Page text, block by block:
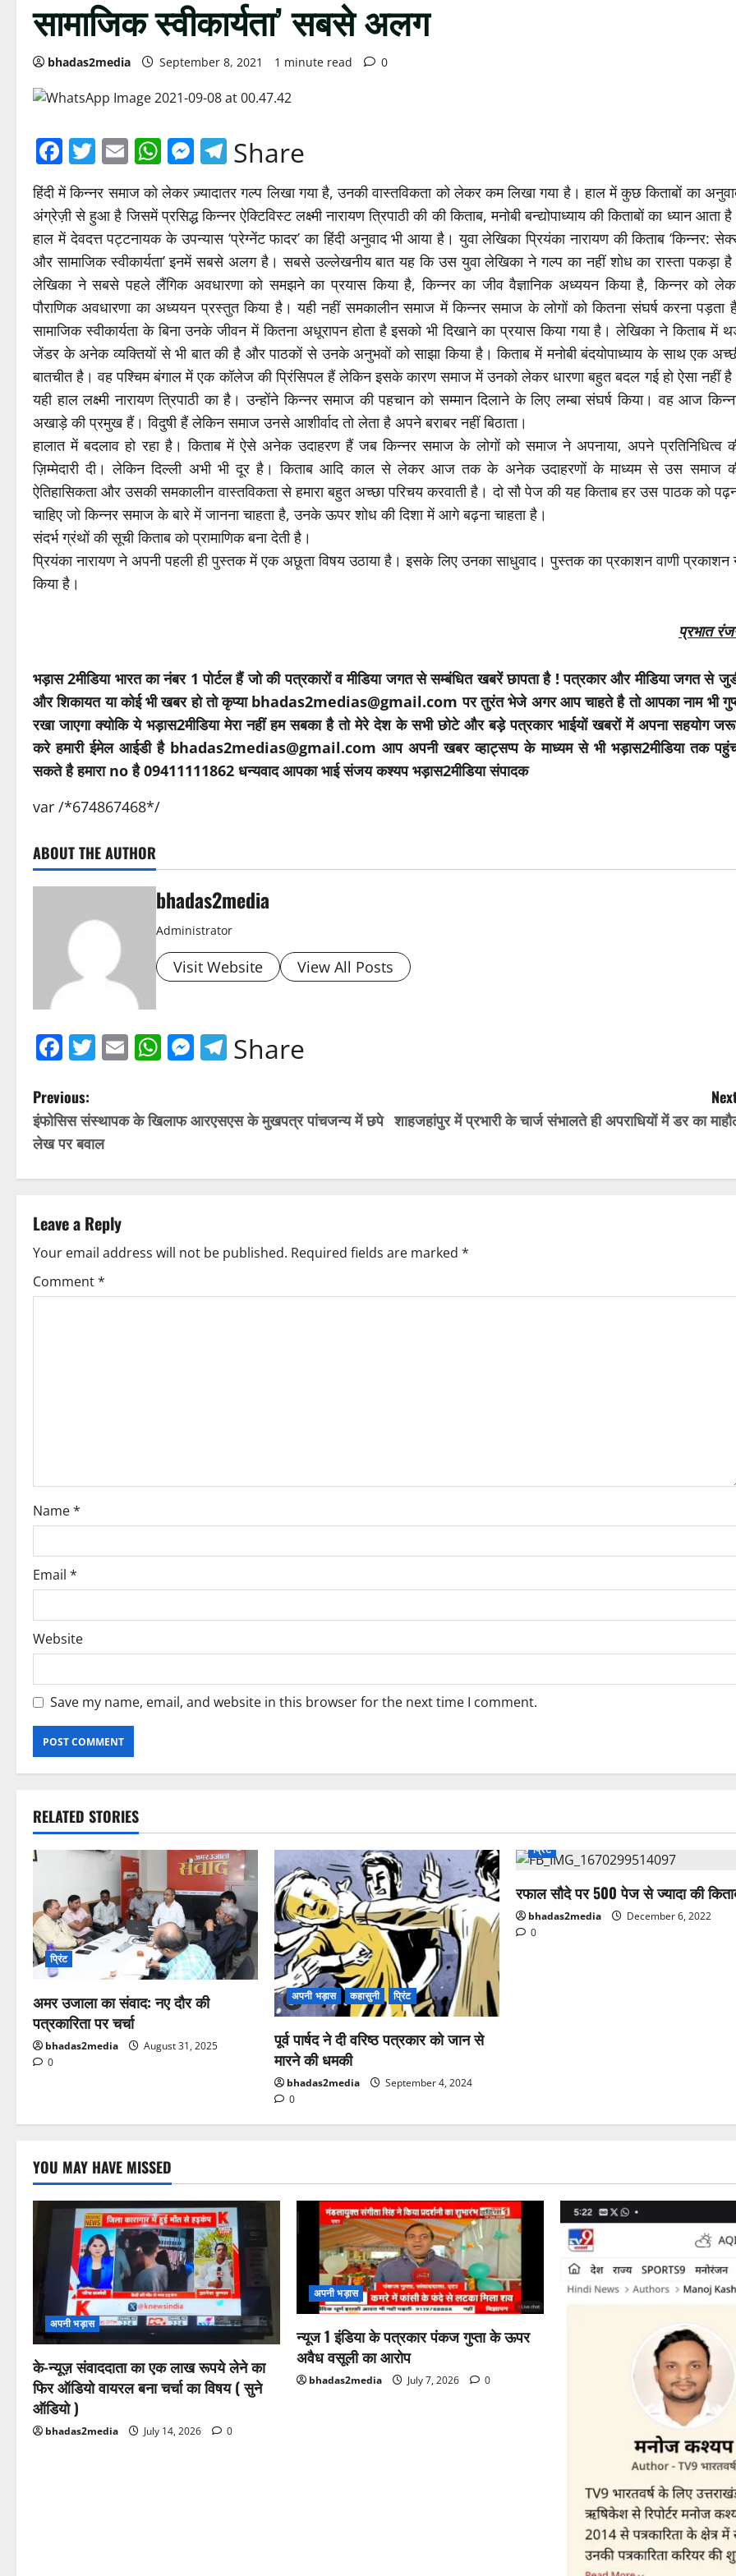
सामाजिक स्वीकार्यता’ सबसे अलग
bhadas2media September 8, 2021 1 minute read 0
Facebook
Twitter
EmailWhatsApp
Messenger
Telegram
Share
हिंदी में किन्नर समाज को लेकर ज़्यादातर गल्प लिखा गया है, उनकी वास्तविकता को लेकर कम लिखा गया है। हाल में कुछ किताबों का
अंग्रेज़ी से हुआ है जिसमें प्रसिद्ध किन्नर ऐक्टिविस्ट लक्ष्मी नारायण त्रिपाठी की की किताब, मनोबी बन्द्योपाध्याय की किताबों का ध्यान आता
हाल में देवदत्त पट्टनायक के उपन्यास ‘प्रेग्नेंट फादर’ का हिंदी अनुवाद भी आया है। युवा लेखिका प्रियंका नारायण की किताब ‘किन्नर:
और सामाजिक स्वीकार्यता’ इनमें सबसे अलग है। सबसे उल्लेखनीय बात यह कि उस युवा लेखिका ने गल्प का नहीं शोध का रास्ता पकड़ा
लेखिका ने सबसे पहले लैंगिक अवधारणा को समझने का प्रयास किया है, किन्नर का जीव वैज्ञानिक अध्ययन किया है, किन्नर को
पौराणिक अवधारणा का अध्ययन प्रस्तुत किया है। यही नहीं समकालीन समाज में किन्नर समाज के लोगों को कितना संघर्ष करना पड़ता
सामाजिक स्वीकार्यता के बिना उनके जीवन में कितना अधूरापन होता है इसको भी दिखाने का प्रयास किया गया है। लेखिका ने किताब में
जेंडर के अनेक व्यक्तियों से भी बात की है और पाठकों से उनके अनुभवों को साझा किया है। किताब में मनोबी बंदयोपाध्याय के साथ एक
बातचीत है। वह पश्चिम बंगाल में एक कॉलेज की प्रिंसिपल हैं लेकिन इसके कारण समाज में उनको लेकर धारणा बहुत बदल गई हो ऐसा नहीं
यही हाल लक्ष्मी नारायण त्रिपाठी का है। उन्होंने किन्नर समाज की पहचान को सम्मान दिलाने के लिए लम्बा संघर्ष किया। वह आज
अखाड़े की प्रमुख हैं। विदुषी हैं लेकिन समाज उनसे आशीर्वाद तो लेता है अपने बराबर नहीं बिठाता।
हालात में बदलाव हो रहा है। किताब में ऐसे अनेक उदाहरण हैं जब किन्नर समाज के लोगों को समाज ने अपनाया, अपने प्रतिनिधित्व
ज़िम्मेदारी दी। लेकिन दिल्ली अभी भी दूर है। किताब आदि काल से लेकर आज तक के अनेक उदाहरणों के माध्यम से उस समाज
ऐतिहासिकता और उसकी समकालीन वास्तविकता से हमारा बहुत अच्छा परिचय करवाती है। दो सौ पेज की यह किताब हर उस पाठक को
चाहिए जो किन्नर समाज के बारे में जानना चाहता है, उनके ऊपर शोध की दिशा में आगे बढ़ना चाहता है।
संदर्भ ग्रंथों की सूची किताब को प्रामाणिक बना देती है।
प्रियंका नारायण ने अपनी पहली ही पुस्तक में एक अछूता विषय उठाया है। इसके लिए उनका साधुवाद। पुस्तक का प्रकाशन वाणी प्रकाशन
किया है।
प्रभात
भड़ास 2मीडिया भारत का नंबर 1 पोर्टल हैं जो की पत्रकारों व मीडिया जगत से सम्बंधित खबरें छापता है ! पत्रकार और मीडिया जगत से
और शिकायत या कोई भी खबर हो तो कृप्या bhadas2medias@gmail.com पर तुरंत भेजे अगर आप चाहते है तो आपका नाम भी
रखा जाएगा क्योकि ये भड़ास2मीडिया मेरा नहीं हम सबका है तो मेरे देश के सभी छोटे और बड़े पत्रकार भाईयों खबरों में अपना सहयोग
करे हमारी ईमेल आईडी है bhadas2medias@gmail.com आप अपनी खबर व्हाट्सप्प के माध्यम से भी भड़ास2मीडिया तक
सकते है हमारा no है 09411111862 धन्यवाद आपका भाई संजय कश्यप भड़ास2मीडिया संपादक
var /*674867468*/
ABOUT THE AUTHOR
bhadas2media
Administrator
Visit Website View All Posts
Facebook
Twitter
EmailWhatsApp
Messenger
Telegram
Share
P
o
s
n
a
v
i
o
n
Previous:
इंफोसिस संस्थापक के खिलाफ आरएसएस के मुखपत्र पांचजन्य में छपे
लेख पर बवाल
शाहजहांपुर में प्रभारी के चार्ज संभालते ही अपराधियों में डर का
Leave a Reply
Your email address will not be published. Required fields are marked *
Comment*
Name*
Email *
Website
Save my name, email, and website in this browser for the next time I comment.
RELATED STORIES
प्रिंट
अमर उजाला का संवाद: नए दौर की
पत्रकारिता पर चर्चा
bhadas2media
August 31, 2025
0
अपनी भड़ास कहासुनी प्रिंट
पूर्व पार्षद ने दी वरिष्ठ पत्रकार को जान से
मारने की धमकी
bhadas2media
September 4, 2024
0
प्रिंट
रफाल सौदे पर 500 पेज से ज्यादा की
bhadas2media
December 6, 2022
0
YOU MAY HAVE MISSED
अपनी भड़ास
के-न्यूज़ संवाददाता का एक लाख रूपये लेने का
फिर ऑडियो वायरल बना चर्चा का विषय ( सुने
ऑडियो )
bhadas2media July 14, 2026 0
अपनी भड़ास
न्यूज 1 इंडिया के पत्रकार पंकज गुप्ता के ऊपर
अवैध वसूली का आरोप
bhadas2media July 7, 2026 0